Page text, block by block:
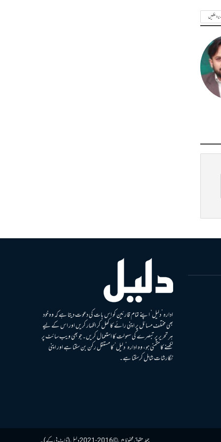
دیکھیں
ادارہ ’دلیل‘ اپنے تمام قارئین کو اس بات کی دعوت دیتا ہے کہ وہ خود
بھی مختلف مسائل پر اپنی رائے کا کھل کر اظہار کریں اور اس کے لیے
ہر تحریر پر تبصرے کی سہولت کا استعمال کریں۔ جو بھی ویب سائٹ پر
لکھنے کا متمنی ہو، وہ ادارہ ’دلیل‘ کا مستقل رکن بن سکتا ہے اور اپنی
نگارشات شامل کرسکتا ہے۔